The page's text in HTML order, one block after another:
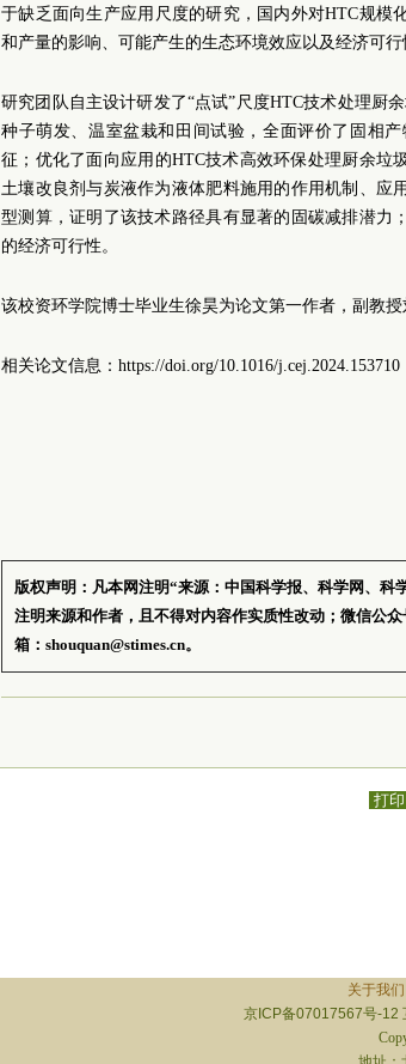
于缺乏面向生产应用尺度的研究，国内外对HTC规模
和产量的影响、可能产生的生态环境效应以及经济可行
研究团队自主设计研发了“点试”尺度HTC技术处理厨
种子萌发、温室盆栽和田间试验，全面评价了固相
征；优化了面向应用的HTC技术高效环保处理厨余垃
土壤改良剂与炭液作为液体肥料施用的作用机制、应
型测算，证明了该技术路径具有显著的固碳减排潜力
的经济可行性。
该校资环学院博士毕业生徐昊为论文第一作者， 副教授
相关论文信息：https://doi.org/10.1016/j.cej.2024.153710
版权声明：凡本网注明“来源：中国科学报、科学网、
注明来源和作者，且不得对内容作实质性改动；微信公
箱：shouquan@stimes.cn。
打印
关于我们
京ICP备07017567号-12